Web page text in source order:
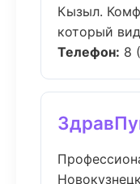
Кызыл.
который
Телефон: 8
Новокузнецк